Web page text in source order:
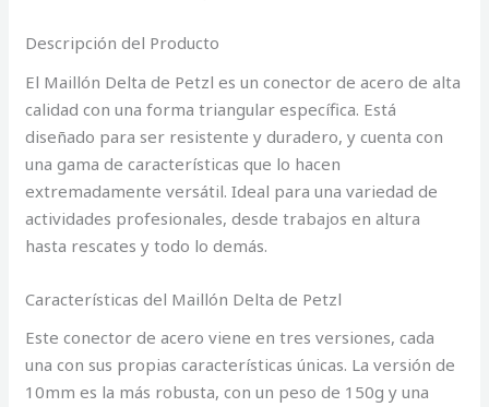
Descripción del Producto
El Maillón Delta de Petzl es un conector de acero de alta
calidad con una forma triangular específica. Está
diseñado para ser resistente y duradero, y cuenta con
una gama de características que lo hacen
extremadamente versátil. Ideal para una variedad de
actividades profesionales, desde trabajos en altura
hasta rescates y todo lo demás.
Características del Maillón Delta de Petzl
Este conector de acero viene en tres versiones, cada
una con sus propias características únicas. La versión de
10mm es la más robusta, con un peso de 150g y una